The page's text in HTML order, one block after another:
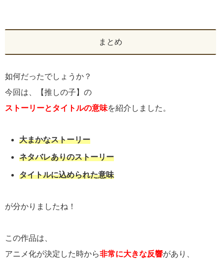
まとめ
如何だったでしょうか？
今回は、【推しの子】の
ストーリーとタイトルの意味を紹介しました。
大まかなストーリー
ネタバレありのストーリー
タイトルに込められた意味
が分かりましたね！
この作品は、
アニメ化が決定した時から非常に大きな反響があり、